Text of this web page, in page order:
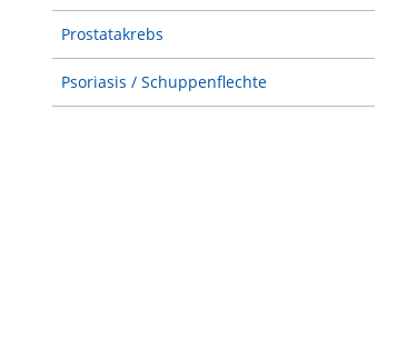
Prostatakrebs
Psoriasis / Schuppenflechte